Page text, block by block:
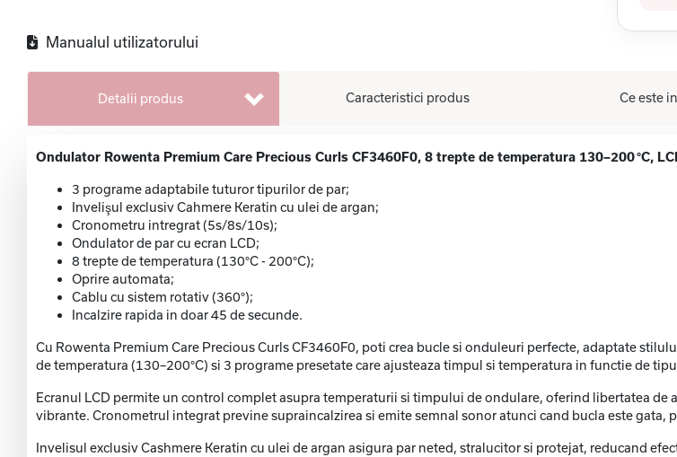
Manualul utilizatorului
Detalii produs Caracteristici produs Ce este
Ondulator Rowenta Premium Care Precious Curls CF3460F0, 8 trepte de temperatura 130–200 °C,
3 programe adaptabile tuturor tipurilor de par;
Invelişul exclusiv Cahmere Keratin cu ulei de argan;
Cronometru intregrat (5s/8s/10s);
Ondulator de par cu ecran LCD;
8 trepte de temperatura (130°C - 200°C);
Oprire automata;
Cablu cu sistem rotativ (360°);
Incalzire rapida in doar 45 de secunde.
Cu Rowenta Premium Care Precious Curls CF3460F0, poti crea bucle si onduleuri perfecte, adaptate
de temperatura (130–200°C) si 3 programe presetate care ajusteaza timpul si temperatura in functie de
Ecranul LCD permite un control complet asupra temperaturii si timpului de ondulare, oferind libertatea de
vibrante. Cronometrul integrat previne supraincalzirea si emite semnal sonor atunci cand bucla este gata,
Invelisul exclusiv Cashmere Keratin cu ulei de argan asigura par neted, stralucitor si protejat, reducand